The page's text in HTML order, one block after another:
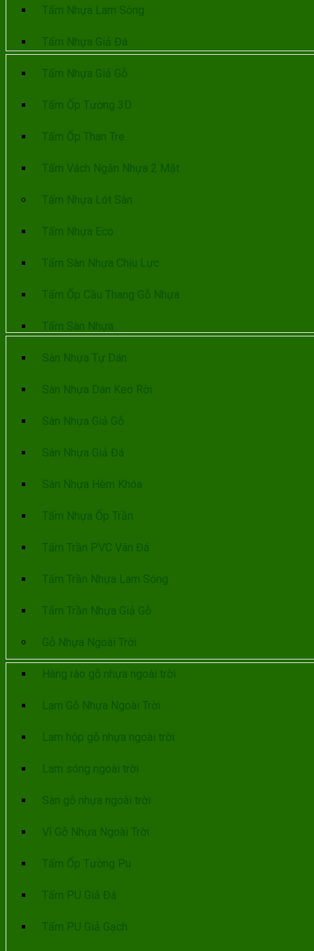
Tấm Nhựa Lam Sóng
Tấm Nhựa Giả Đá
Tấm Nhựa Giả Gỗ
Tấm Ốp Tường 3D
Tấm Ốp Than Tre
Tấm Vách Ngăn Nhựa 2 Mặt
Tấm Nhựa Lót Sàn
Tấm Nhựa Eco
Tấm Sàn Nhựa Chịu Lực
Tấm Ốp Cầu Thang Gỗ Nhựa
Tấm Sàn Nhựa
Sàn Nhựa Tự Dán
Sàn Nhựa Dán Keo Rời
Sàn Nhựa Giả Gỗ
Sàn Nhựa Giả Đá
Sàn Nhựa Hèm Khóa
Tấm Nhựa Ốp Trần
Tấm Trần PVC Vân Đá
Tấm Trần Nhựa Lam Sóng
Tấm Trần Nhựa Giả Gỗ
Gỗ Nhựa Ngoài Trời
Hàng rào gỗ nhựa ngoài trời
Lam Gỗ Nhựa Ngoài Trời
Lam hộp gỗ nhựa ngoài trời
Lam sóng ngoài trời
Sàn gỗ nhựa ngoài trời
Vỉ Gỗ Nhựa Ngoài Trời
Tấm Ốp Tường Pu
Tấm PU Giả Đá
Tấm PU Giả Gạch